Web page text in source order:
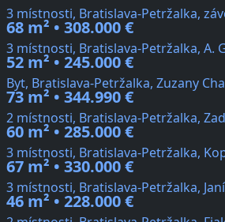
3 místnosti, Bratislava-Petržalka,
68 m² • 308.000 €
3 místnosti, Bratislava-Petržalka, A.
52 m² • 245.000 €
Byt, Bratislava-Petržalka, Zuzany
73 m² • 344.990 €
2 místnosti, Bratislava-Petržalka,
60 m² • 285.000 €
3 místnosti, Bratislava-Petržalka,
67 m² • 330.000 €
3 místnosti, Bratislava-Petržalka,
46 m² • 228.000 €